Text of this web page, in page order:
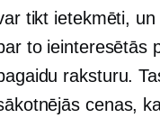
tikt ietekmēti,
to ieinteresētās
raksturu.
cenas,